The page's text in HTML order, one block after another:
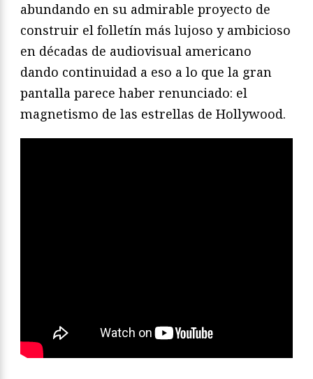
abundando en su admirable proyecto de
construir el folletín más lujoso y ambicioso
en décadas de audiovisual americano
dando continuidad a eso a lo que la gran
pantalla parece haber renunciado: el
magnetismo de las estrellas de Hollywood.